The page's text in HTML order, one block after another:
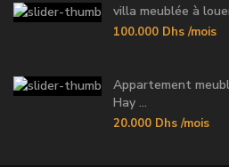
villa meublée à
100.000 Dhs /mois
Appartement
Hay ...
20.000 Dhs /mois